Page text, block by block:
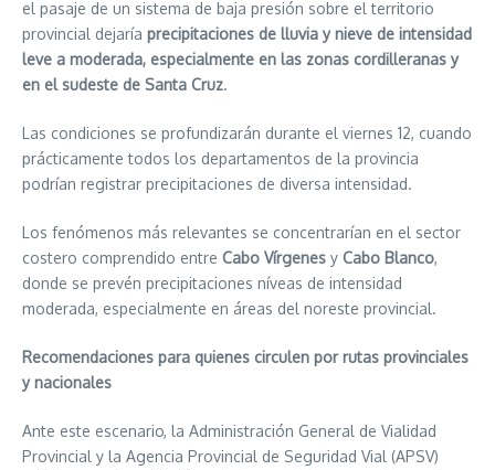
el pasaje de un sistema de baja presión sobre el territorio
provincial dejaría precipitaciones de lluvia y nieve de intensidad
leve a moderada, especialmente en las zonas cordilleranas y
en el sudeste de Santa Cruz.
Las condiciones se profundizarán durante el viernes 12, cuando
prácticamente todos los departamentos de la provincia
podrían registrar precipitaciones de diversa intensidad.
Los fenómenos más relevantes se concentrarían en el sector
costero comprendido entre Cabo Vírgenes y Cabo Blanco,
donde se prevén precipitaciones níveas de intensidad
moderada, especialmente en áreas del noreste provincial.
Recomendaciones para quienes circulen por rutas provinciales
y nacionales
Ante este escenario, la Administración General de Vialidad
Provincial y la Agencia Provincial de Seguridad Vial (APSV)